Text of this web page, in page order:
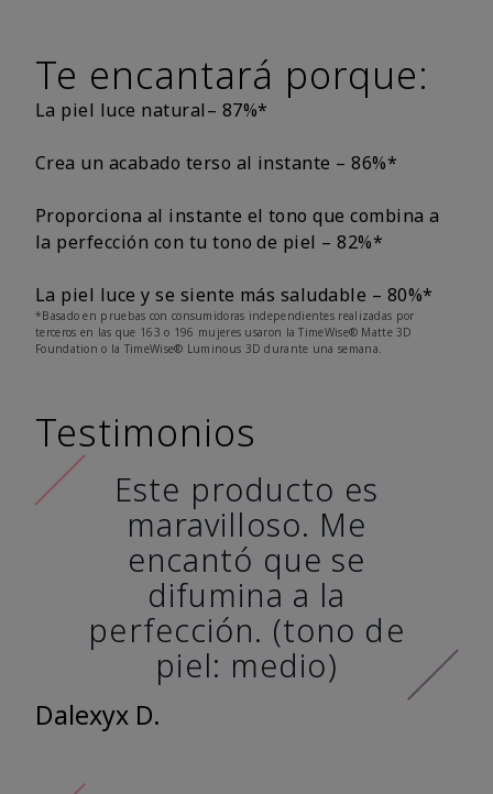
Te encantará porque:
La piel luce natural– 87%*
Crea un acabado terso al instante – 86%*
Proporciona al instante el tono que combina a
la perfección con tu tono de piel – 82%*
La piel luce y se siente más saludable – 80%*
*Basado en pruebas con consumidoras independientes realizadas por
terceros en las que 163 o 196 mujeres usaron la TimeWise® Matte 3D
Foundation o la TimeWise® Luminous 3D durante una semana.
Testimonios
Este producto es
maravilloso. Me
encantó que se
difumina a la
perfección. (tono de
piel: medio)
Dalexyx D.